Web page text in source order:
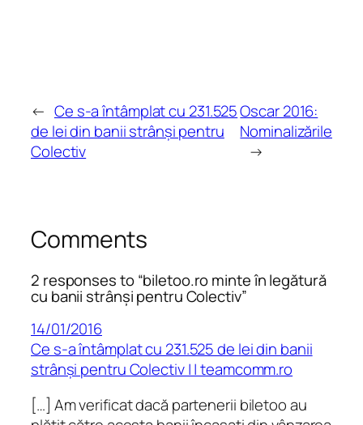
← Ce s-a întâmplat cu 231.525
de lei din banii strânși pentru
Colectiv
Oscar 2016:
Nominalizările
→
Comments
2 responses to “biletoo.ro minte în legătură
cu banii strânși pentru Colectiv”
14/01/2016
Ce s-a întâmplat cu 231.525 de lei din banii
strânși pentru Colectiv | | teamcomm.ro
[…] Am verificat dacă partenerii biletoo au